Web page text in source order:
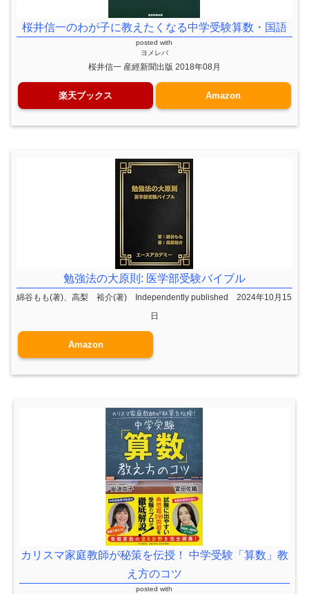
桜井信一のわが子に教えたくなる中学受験算数・国語
posted with
ヨメレバ
桜井信一 産經新聞出版 2018年08月
楽天ブックス Amazon
勉強法の大原則: 医学部受験バイブル
綿谷もも(著)、高梨 裕介(著) Independently published 2024年10月15
日
Amazon
カリスマ家庭教師が秘策を伝授！ 中学受験「算数」教
え方のコツ
posted with